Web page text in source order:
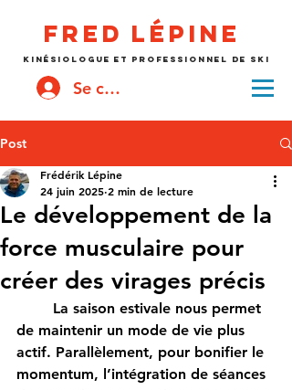
Fred lépine
kinésiologue et professionnel de ski
Se connecter
Post
Le développement de la
force musculaire pour
créer des virages précis
Frédérik Lépine
24 juin 2025 2 min de lecture
de maintenir un mode de vie plus
actif. Parallèlement, pour bonifier le
momentum, l’intégration de séances